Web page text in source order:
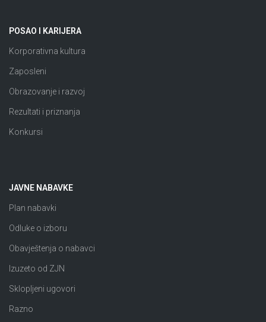
POSAO I KARIJERA
Korporativna kultura
Zaposleni
Obrazovanje i razvoj
Rezultati i priznanja
Konkursi
JAVNE NABAVKE
Plan nabavki
Odluke o izboru
Obavještenja o nabavci
Izuzeto od ZJN
Sklopljeni ugovori
Razno